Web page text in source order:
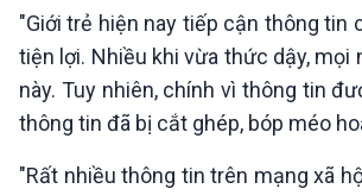
"Giới trẻ hiện nay tiếp cận thông tin
tiện lợi. Nhiều khi vừa thức dậy,
này. Tuy nhiên, chính vì thông tin
thông tin đã bị cắt ghép, bóp méo
"Rất nhiều thông tin trên mạng xã